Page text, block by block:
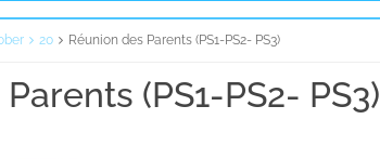
20 Réunion des Parents (PS1-PS2- PS3)
(PS1-PS2- PS3)